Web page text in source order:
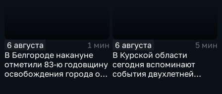
6 августа
1 мин
В Белгороде накануне
отметили 83-ю годовщину
освобождения города от
6 августа
5 мин
В Курской области
сегодня вспоминают
события двухлетней